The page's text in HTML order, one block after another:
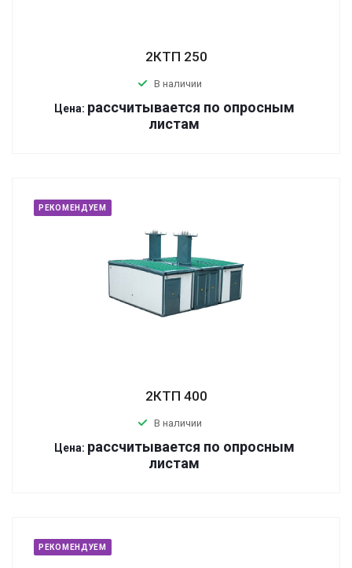
2КТП 250
В наличии
Цена: рассчитывается по опросным
листам
РЕКОМЕНДУЕМ
2КТП 400
В наличии
Цена: рассчитывается по опросным
листам
РЕКОМЕНДУЕМ